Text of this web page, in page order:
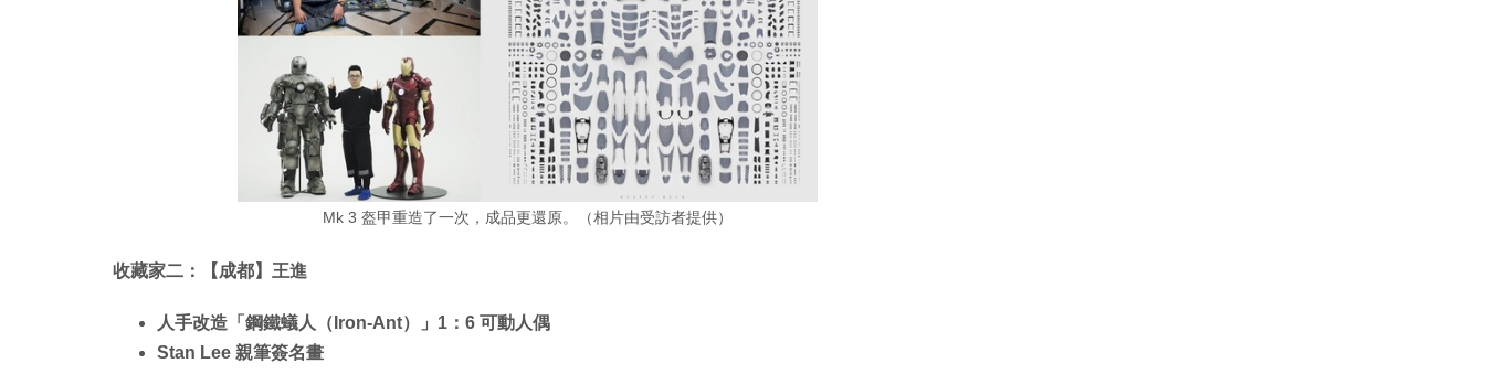
Mk 3 盔甲重造了一次，成品更還原。（相片由受訪者提供）
收藏家二：【成都】王進
人手改造「鋼鐵蟻人（Iron-Ant）」1：6 可動人偶
Stan Lee 親筆簽名畫